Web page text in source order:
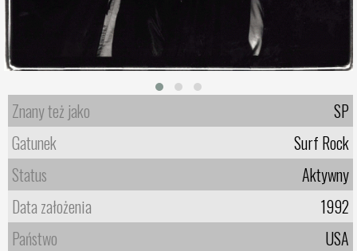
Znany też jako
SP
Gatunek
Surf Rock
Status
Aktywny
Data założenia
1992
Państwo
USA